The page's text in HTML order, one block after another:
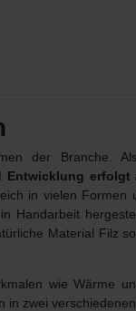
der Branche. Als
Entwicklung erfolgt
in vielen Formen
Handarbeit
Material Filz
wie Wärme
in zwei